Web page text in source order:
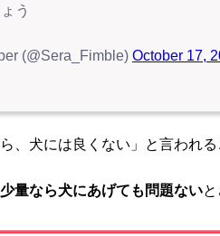
う
(@Sera_Fimble) October 17,
、犬には良くない」と言われ
量なら犬にあげても問題ない